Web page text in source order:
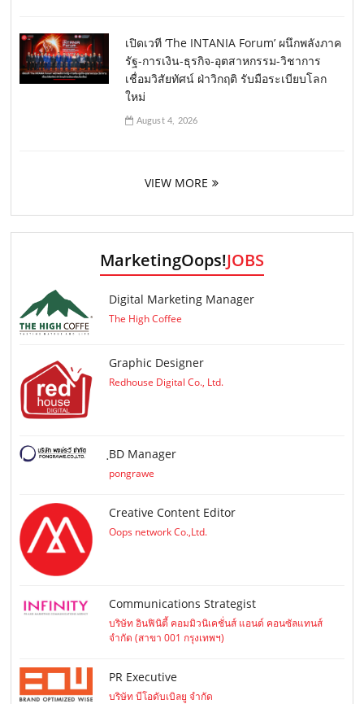
เปิดเวที ‘The INTANIA Forum’ ผนึกพลังภาค
รัฐ-การเงิน-ธุรกิจ-อุตสาหกรรม-วิชาการ
เชื่อมวิสัยทัศน์ ฝ่าวิกฤติ รับมือระเบียบโลก
ใหม่
August 4, 2026
VIEW MORE
MarketingOops!JOBS
Digital Marketing Manager
The High Coffee
Graphic Designer
Redhouse Digital Co., Ltd.
ฺBD Manager
pongrawe
Creative Content Editor
Oops network Co.,Ltd.
Communications Strategist
บริษัท อินฟินิตี้ คอมมิวนิเคชั่นส์ แอนด์ คอนซัลแทนส์
จำกัด (สาขา 001 กรุงเทพฯ)
PR Executive
บริษัท บีโอดับเบิลยู จำกัด